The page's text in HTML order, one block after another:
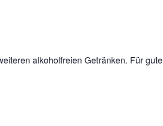
alkoholfreien Getränken. Für gute